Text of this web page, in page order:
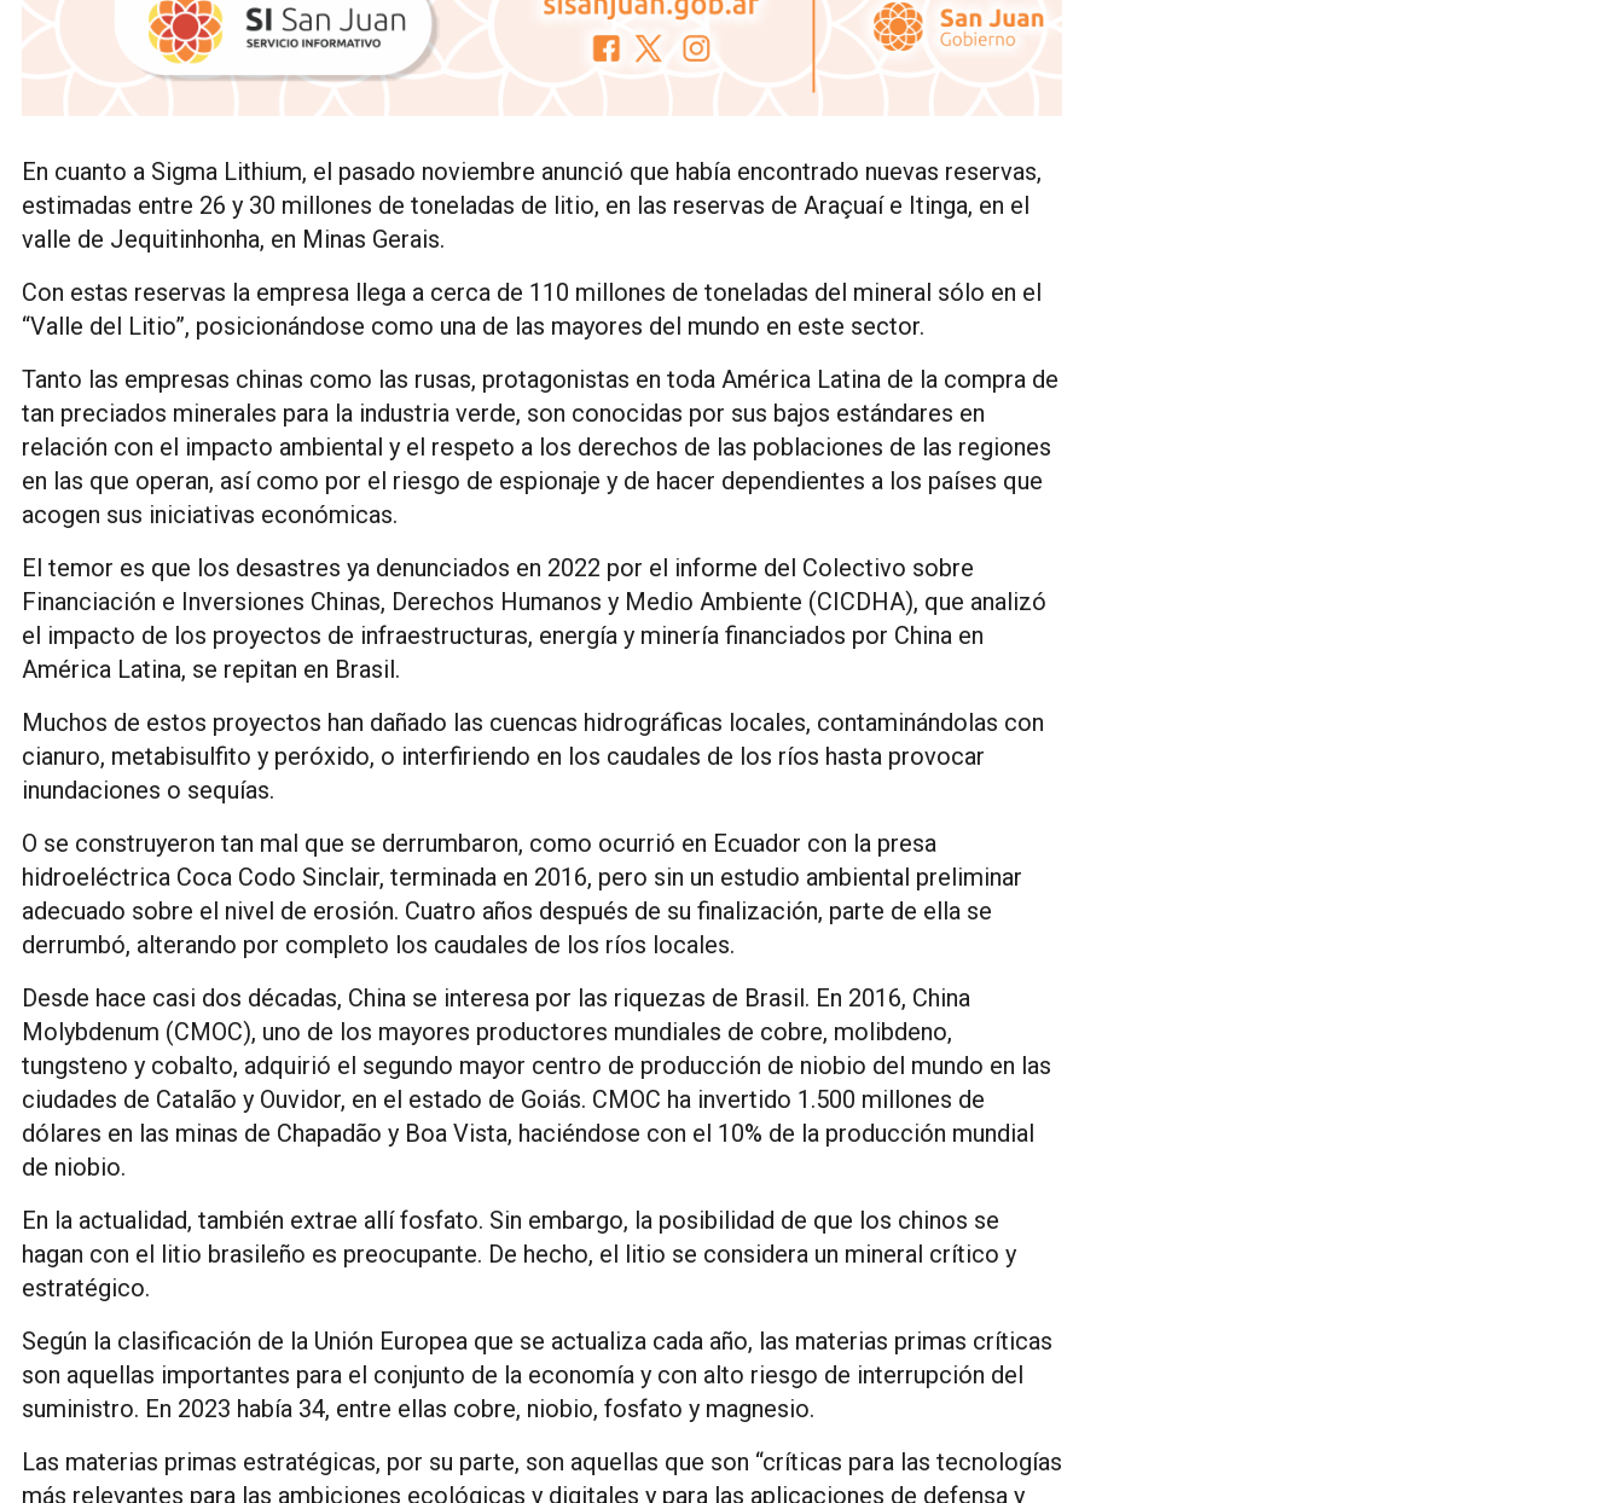
En cuanto a Sigma Lithium, el pasado noviembre anunció que había encontrado nuevas reservas,
estimadas entre 26 y 30 millones de toneladas de litio, en las reservas de Araçuaí e Itinga, en el
valle de Jequitinhonha, en Minas Gerais.
Con estas reservas la empresa llega a cerca de 110 millones de toneladas del mineral sólo en el
“Valle del Litio”, posicionándose como una de las mayores del mundo en este sector.
Tanto las empresas chinas como las rusas, protagonistas en toda América Latina de la compra de
tan preciados minerales para la industria verde, son conocidas por sus bajos estándares en
relación con el impacto ambiental y el respeto a los derechos de las poblaciones de las regiones
en las que operan, así como por el riesgo de espionaje y de hacer dependientes a los países que
acogen sus iniciativas económicas.
El temor es que los desastres ya denunciados en 2022 por el informe del Colectivo sobre
Financiación e Inversiones Chinas, Derechos Humanos y Medio Ambiente (CICDHA), que analizó
el impacto de los proyectos de infraestructuras, energía y minería financiados por China en
América Latina, se repitan en Brasil.
Muchos de estos proyectos han dañado las cuencas hidrográficas locales, contaminándolas con
cianuro, metabisulfito y peróxido, o interfiriendo en los caudales de los ríos hasta provocar
inundaciones o sequías.
O se construyeron tan mal que se derrumbaron, como ocurrió en Ecuador con la presa
hidroeléctrica Coca Codo Sinclair, terminada en 2016, pero sin un estudio ambiental preliminar
adecuado sobre el nivel de erosión. Cuatro años después de su finalización, parte de ella se
derrumbó, alterando por completo los caudales de los ríos locales.
Desde hace casi dos décadas, China se interesa por las riquezas de Brasil. En 2016, China
Molybdenum (CMOC), uno de los mayores productores mundiales de cobre, molibdeno,
tungsteno y cobalto, adquirió el segundo mayor centro de producción de niobio del mundo en las
ciudades de Catalão y Ouvidor, en el estado de Goiás. CMOC ha invertido 1.500 millones de
dólares en las minas de Chapadão y Boa Vista, haciéndose con el 10% de la producción mundial
de niobio.
En la actualidad, también extrae allí fosfato. Sin embargo, la posibilidad de que los chinos se
hagan con el litio brasileño es preocupante. De hecho, el litio se considera un mineral crítico y
estratégico.
Según la clasificación de la Unión Europea que se actualiza cada año, las materias primas críticas
son aquellas importantes para el conjunto de la economía y con alto riesgo de interrupción del
suministro. En 2023 había 34, entre ellas cobre, niobio, fosfato y magnesio.
Las materias primas estratégicas, por su parte, son aquellas que son “críticas para las tecnologías
más relevantes para las ambiciones ecológicas y digitales y para las aplicaciones de defensa y